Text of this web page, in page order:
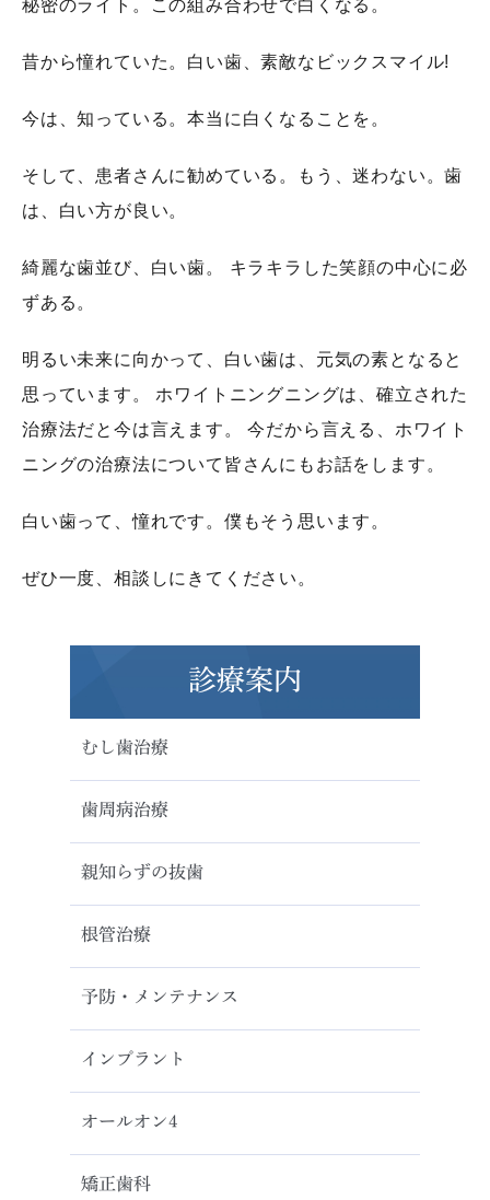
秘密のライト。この組み合わせで白くなる。
昔から憧れていた。白い歯、素敵なビックスマイル!
今は、知っている。本当に白くなることを。
そして、患者さんに勧めている。もう、迷わない。歯
は、白い方が良い。
綺麗な歯並び、白い歯。 キラキラした笑顔の中心に必
ずある。
明るい未来に向かって、白い歯は、元気の素となると
思っています。 ホワイトニングニングは、確立された
治療法だと今は言えます。 今だから言える、ホワイト
ニングの治療法について皆さんにもお話をします。
白い歯って、憧れです。僕もそう思います。
ぜひ一度、相談しにきてください。
診療案内
むし歯治療
歯周病治療
親知らずの抜歯
根管治療
予防・メンテナンス
インプラント
オールオン4
矯正歯科